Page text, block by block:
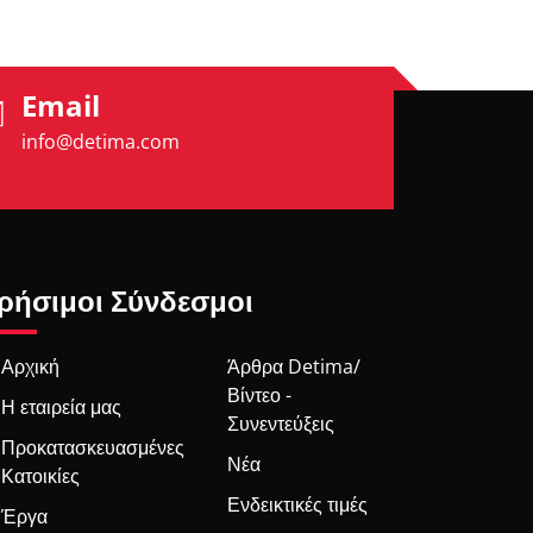
Email
info@detima.com
Σύνδεσμοι
Αρχική
Η εταιρεία μας
Προκατασκευασμένες
Κατοικίες
Έργα
Άρθρα Detima/
Βίντεο -
Συνεντεύξεις
Νέα
Ενδεικτικές τιμές